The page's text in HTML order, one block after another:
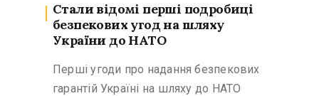
Стали відомі перші подробиці
безпекових угод на шляху
України до НАТО
Перші угоди про надання безпекових
гарантій Україні на шляху до НАТО